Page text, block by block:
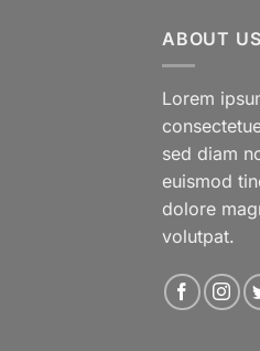
ABOUT US
Lorem
sed diam
euismod
dolore
volutpat.